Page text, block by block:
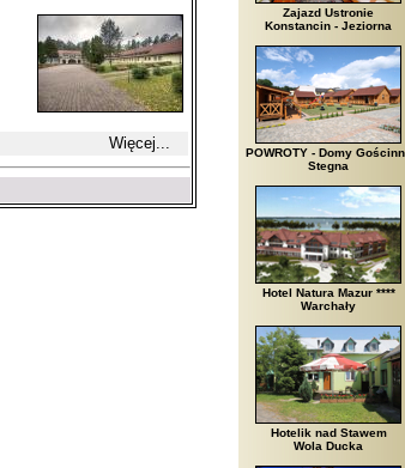
Więcej...
Zajazd Ustronie
Konstancin - Jeziorna
POWROTY - Domy
Stegna
Hotel Natura Mazur ****
Warchały
Hotelik nad Stawem
Wola Ducka